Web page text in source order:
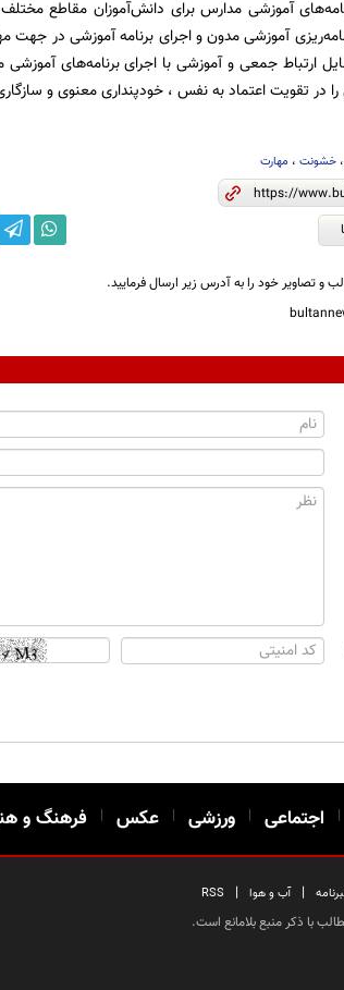
آموزشی مدارس برای دانش‌آموزان مقاطع
آموزشی مدون و اجرای برنامه آموزشی در
ارتباط جمعی و آموزشی با اجرای برنامه‌های
را در تقویت اعتماد به نفس ، خودپنداری معنوی و
خشونت، مهارت
و تصاویر خود را به آدرس زیر ارسال فرمایید.
| اجتماعی | ورزشی | عکس | فرهنگ و
| آب و هوا |
RSS
با ذکر منبع بلامانع است.